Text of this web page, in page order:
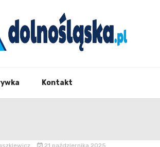
Kontakt
21 października 2025